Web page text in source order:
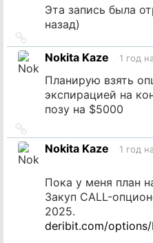
Эта запись была
назад)
на
источник
Nokita Kaze 1 год
Планирую взять
экспирацией на
позу на $5000
на
источник
Nokita Kaze 1 год
Пока у меня план
Закуп CALL-
2025.
deribit.com/options/